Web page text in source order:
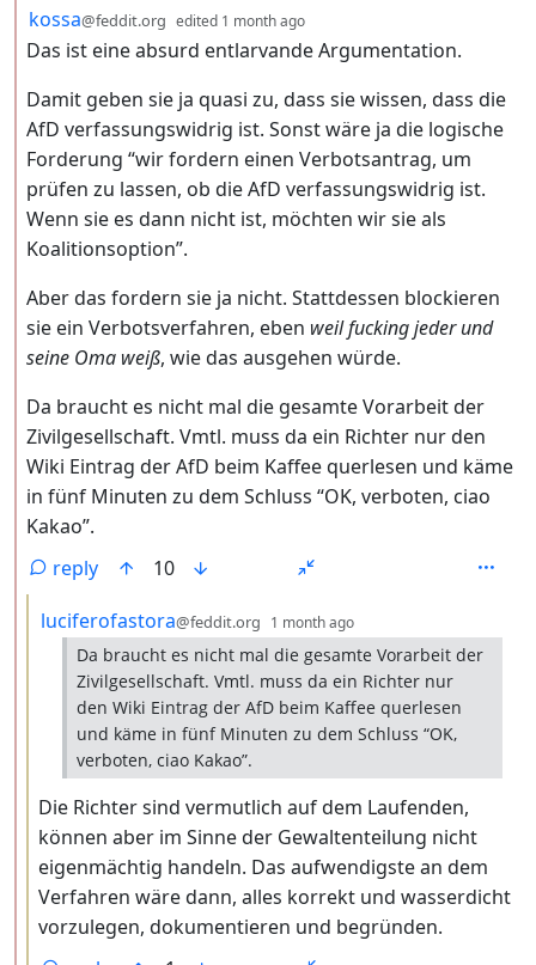
by
kossa@feddit.org edited 1 month ago
Das ist eine absurd entlarvande Argumentation.
Damit geben sie ja quasi zu, dass sie wissen, dass die
AfD verfassungswidrig ist. Sonst wäre ja die logische
Forderung “wir fordern einen Verbotsantrag, um
prüfen zu lassen, ob die AfD verfassungswidrig ist.
Wenn sie es dann nicht ist, möchten wir sie als
Koalitionsoption”.
Aber das fordern sie ja nicht. Stattdessen blockieren
sie ein Verbotsverfahren, eben weil fucking jeder und
seine Oma weiß, wie das ausgehen würde.
Da braucht es nicht mal die gesamte Vorarbeit der
Zivilgesellschaft. Vmtl. muss da ein Richter nur den
Wiki Eintrag der AfD beim Kaffee querlesen und käme
in fünf Minuten zu dem Schluss “OK, verboten, ciao
Kakao”.
reply
10
by
luciferofastora@feddit.org 1 month ago
Da braucht es nicht mal die gesamte Vorarbeit der
Zivilgesellschaft. Vmtl. muss da ein Richter nur
den Wiki Eintrag der AfD beim Kaffee querlesen
und käme in fünf Minuten zu dem Schluss “OK,
verboten, ciao Kakao”.
Die Richter sind vermutlich auf dem Laufenden,
können aber im Sinne der Gewaltenteilung nicht
eigenmächtig handeln. Das aufwendigste an dem
Verfahren wäre dann, alles korrekt und wasserdicht
vorzulegen, dokumentieren und begründen.